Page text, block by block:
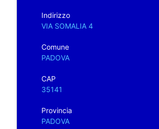
Indirizzo
VIA SOMALIA 4
Comune
PADOVA
CAP
35141
Provincia
PADOVA